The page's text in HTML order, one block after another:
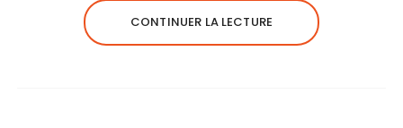
CONTINUER LA LECTURE